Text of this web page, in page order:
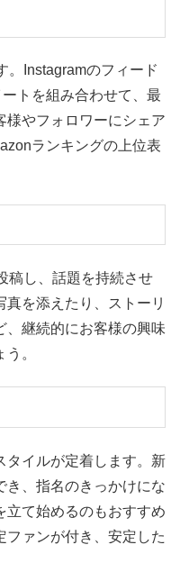
。Instagramのフィード
トを組み合わせて、最
様やフォロワーにシェア
ランキングの上位表
稿し、話題を持続させ
真を添えたり、ストーリ
、継続的にお客様の興味
。
タイルが定着します。新
き、指名のきっかけにな
立て始めるのもおすすめ
ファンが付き、安定した